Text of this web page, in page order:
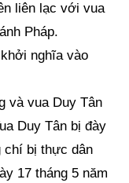
liên lạc với vua
Pháp.
nghĩa vào
và vua Duy Tân
Duy Tân bị đày
chí bị thực dân
17 tháng 5 năm